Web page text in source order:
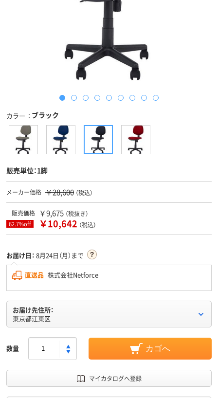
カラー ブラック
販売単位：1脚
メーカー価格 ￥28,600 （税込）
販売価格 ￥9,675 （税抜き）
62.7%off ￥10,642 （税込）
お届け日： 8月24日（月）まで
直送品 株式会社Netforce
お届け先住所：
東京都江東区
数量 カゴへ
マイカタログへ登録